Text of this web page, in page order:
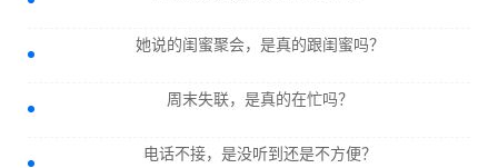
她说的闺蜜聚会，是真的跟闺蜜吗？
周末失联，是真的在忙吗？
电话不接，是没听到还是不方便？